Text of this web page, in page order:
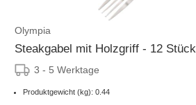
Olympia
Steakgabel mit Holzgriff - 12 Stück
3 - 5 Werktage
Produktgewicht (kg): 0.44